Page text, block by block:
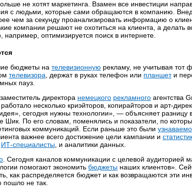
не хотят маркетинга. Взамен все инвестиции
с людьми, которые сами обращаются в компанию.
чем за секунду проанализировать информацию о
компании решают не охотиться на клиента, а делать
оптимизируется поиск в интернете.
бюджеты на телевизионную рекламу, не учитывая тот
телевизора , держат в руках телефон или планшети
пауз.
директора немецкого рекламного агентства
несколько криэйторов, копирайторов и арт-
сегодня нужны технологии», — объясняет разницу
Шик. По его словам, поменялись и показатели, по
коммуникаций. Если раньше это были
важнее всего достижение цели кампании и
ИТ-специалисты , и аналитики данных.
. Сегодня каналов коммуникации с целевой аудиторией
помогают экономить бюджеты наших клиентов».
как распределяется бюджет и как возвращаются эти
пошло не так.